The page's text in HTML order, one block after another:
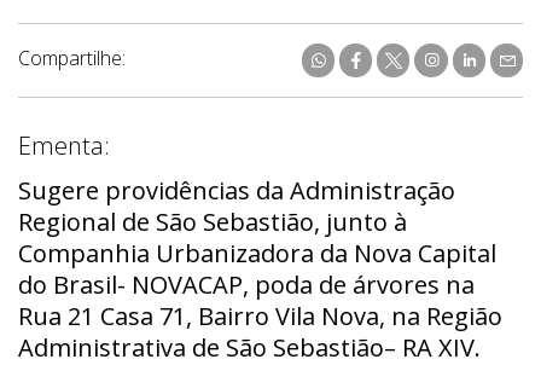
Compartilhe:
Ementa:
Sugere providências da Administração
Regional de São Sebastião, junto à
Companhia Urbanizadora da Nova Capital
do Brasil- NOVACAP, poda de árvores na
Rua 21 Casa 71, Bairro Vila Nova, na Região
Administrativa de São Sebastião– RA XIV.